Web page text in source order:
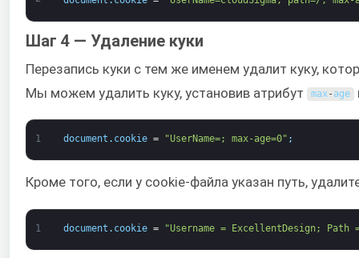
Шаг 4 — Удаление куки
Перезапись куки с тем же именем удалит куку,
Мы можем удалить куку, установив атрибут
max- age
1 document . cookie = "UserName=; max-age=0" ;
Кроме того, если у cookie-файла указан путь,
1 document . cookie = "Username = ExcellentDesign; Path